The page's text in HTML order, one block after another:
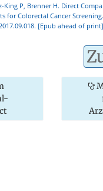
King P, Brenner H. Direct
for Colorectal Cancer
[Epub ahead of